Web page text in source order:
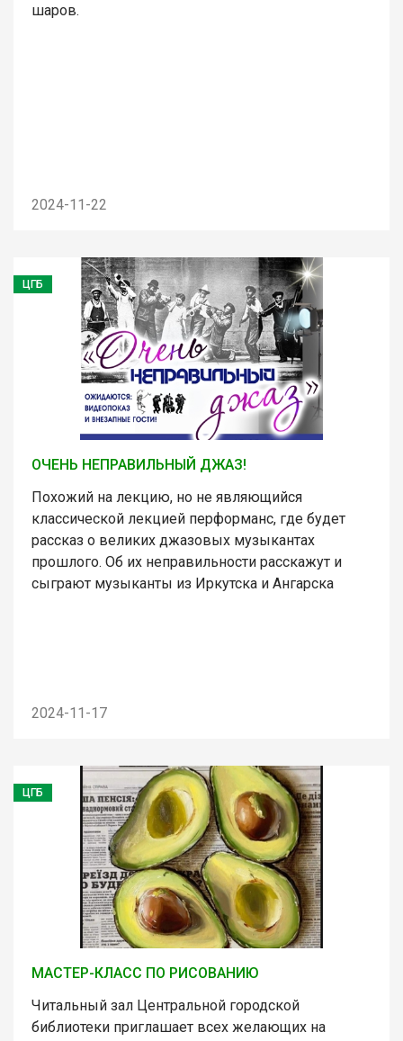
шаров.
2024-11-22
ЦГБ
ОЧЕНЬ НЕПРАВИЛЬНЫЙ ДЖАЗ!
Похожий на лекцию, но не являющийся
классической лекцией перформанс, где будет
рассказ о великих джазовых музыкантах
прошлого. Об их неправильности расскажут и
сыграют музыканты из Иркутска и Ангарска
2024-11-17
ЦГБ
МАСТЕР-КЛАСС ПО РИСОВАНИЮ
Читальный зал Центральной городской
библиотеки приглашает всех желающих на